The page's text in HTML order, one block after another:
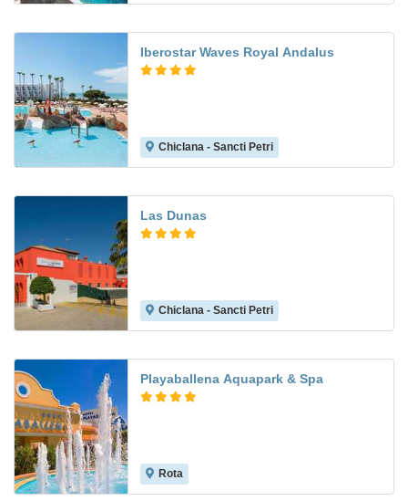
Iberostar Waves Royal Andalus
Chiclana - Sancti Petri
Las Dunas
Chiclana - Sancti Petri
Playaballena Aquapark & Spa
Rota